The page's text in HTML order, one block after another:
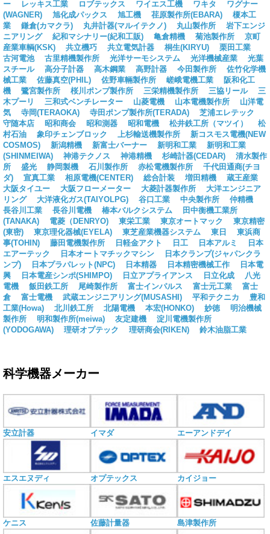
ー レッキス工業 ロブテックス ワイエス工機 ワキタ
ワグナー
(WAGNER)
旭化成パックス 旭工機 荏原製作所(EBARA)
榎本工
業
鎌倉(カマクラ) 丸井計器(マルイテクノ) 丸山製作所
岩下エンジ
ニアリング
紀和マシナリー(紀和工販) 亀倉精機 菊池製作所
京町
産業車輌(KSK)
共立機巧 共立電気計器 桐生(KIRYU)
栗田工業
古河電池
古里精機製作所 光洋サーモシステム 光洋機械産業
光葉
スチール
高分子計器 高木鋼業 高野計器 今田製作所
佐竹化学機
械工業
佐藤真空(PHIL) 佐野車輛製作所 嵯峨電機工業
阪和化工
機
鷺宮製作所 桜川ポンプ製作所 三栄精機製作所 三協リール
三
木プーリ
三和式ベンチレーター 山菱電機 山本電機製作所
山洋電
気
寺岡(TERAOKA) 寺田ポンプ製作所(TERADA)
芝浦エレテック
守随本店
昭和商会 昭和測器 昭和電機 松井鉄工所（マツイ）
松
村石油
象印チェンブロック 上杉輸送機製作所
新コスモス電機(NEW
COSMOS)
新潟精機 新富士バーナー 新明和工業
新明和工業
(SHINMEIWA)
神港テクノス 神港精機 杉崎計器(CEDAR)
清水製作
所
盛光 静岡製機 石川製作所 赤松電機製作所
千代田通商(チヨ
ダ)
宣真工業 相原電機(CENTER) 総合計装 増田精機
蔵王産業
大阪タイユー
大阪フローメーター 大菱計器製作所
大洋エンジニア
リング
大洋液化ガス(TAIYOLPG) 谷口工業 中央製作所
仲精機
長谷川工業
長谷川電機 椿本バルクシステム
田中衡機工業所
(TANAKA)
電菱（DENRYO) 東栄工業 東京オートマック
東京精密
(東密)
東京理化器械(EYELA) 東芝産業機器システム 東日
東浜商
事(TOHIN)
藤田電機製作所 日軽金アクト 日工 日本アルミ
日本
エアーテック
日本オートマチックマシン
日本クランプ(ジャパンクラ
ンプ)
日本プラパレット(NPC) 日本精器 日本精密機械工作
日本電
興
日本電産シンポ(SHIMPO) 日立アプライアンス 日立化成
八光
電機
飯田鉄工所 尾崎製作所 富士インパルス 富士元工業
富士
倉
富士電機 武蔵エンジニアリング(MUSASHI) 平和テクニカ
豊和
工業(Howa)
北川鉄工所 北陽電機 本宏(HONKO) 妙徳
明治機械
製作所
明和製作所(meiwa) 友定建機
淀川電機製作所
(YODOGAWA)
理研オプテック 理研商会(RIKEN) 鈴木油脂工業
科学機器メーカー
安立計器 イマダ エーアンドデイ
エスエヌディ オプテックス カイジョー
ケニス 佐藤計量器 島津製作所